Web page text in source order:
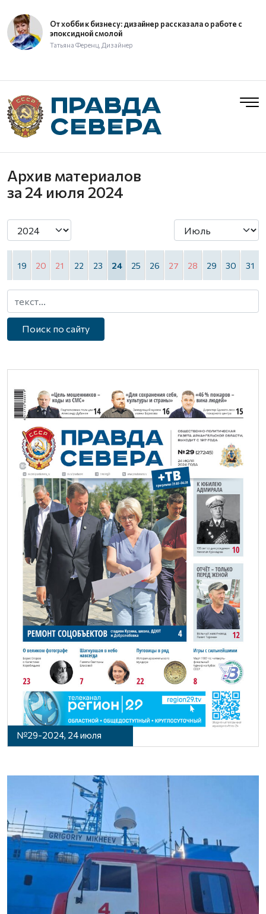
От хобби к бизнесу: дизайнер рассказала о работе с
эпоксидной смолой
Татьяна Ференц, Дизайнер
Архив материалов
за 24 июля 2024
19 20 21 22 23 24 25 26 27 28 29 30 31
Поиск по сайту
№29-2024, 24 июля